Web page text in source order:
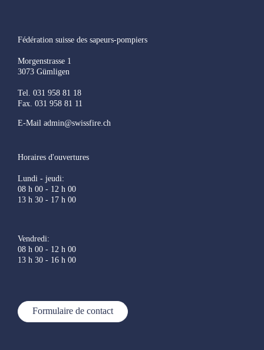
Fédération suisse des sapeurs-pompiers
Morgenstrasse 1
3073 Gümligen
Tel. 031 958 81 18
Fax. 031 958 81 11
E-Mail admin@swissfire.ch
Horaires d'ouvertures
Lundi - jeudi:
08 h 00 - 12 h 00
13 h 30 - 17 h 00
Vendredi:
08 h 00 - 12 h 00
13 h 30 - 16 h 00
Formulaire de contact